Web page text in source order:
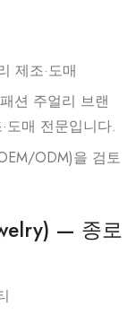
제조·도매
션 주얼리 브랜
도매 전문입니다.
ODM)을 검토
— 종로